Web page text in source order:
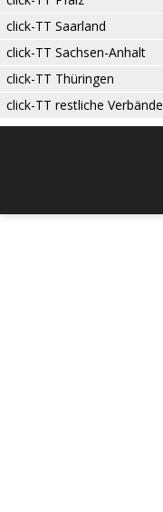
click-TT Saarland
click-TT Sachsen-Anhalt
click-TT Thüringen
click-TT restliche Verbände